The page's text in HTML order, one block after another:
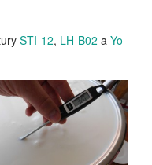
STI-12, LH-B02 a Yo-